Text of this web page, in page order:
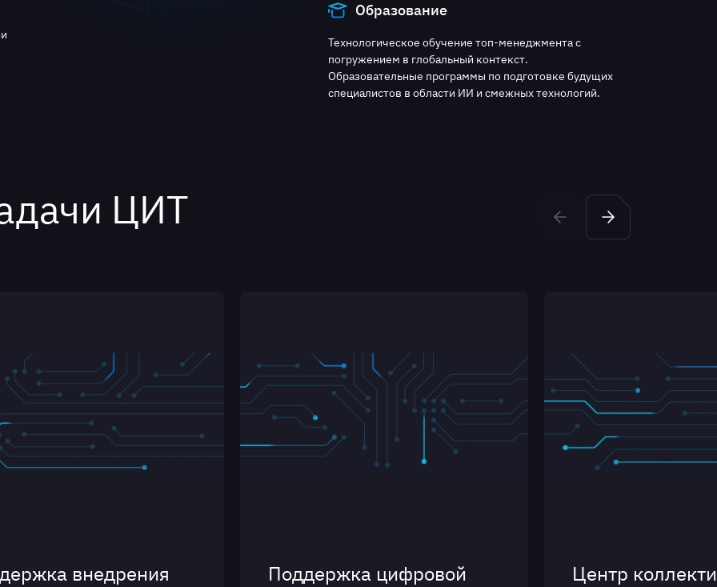
Образование
Технологическое обучение топ-менеджмента с
погружением в глобальный контекст.
Образовательные программы по подготовке будущих
специалистов в области ИИ и смежных технологий.
ЦИТ
внедрения
Поддержка цифровой
Центр